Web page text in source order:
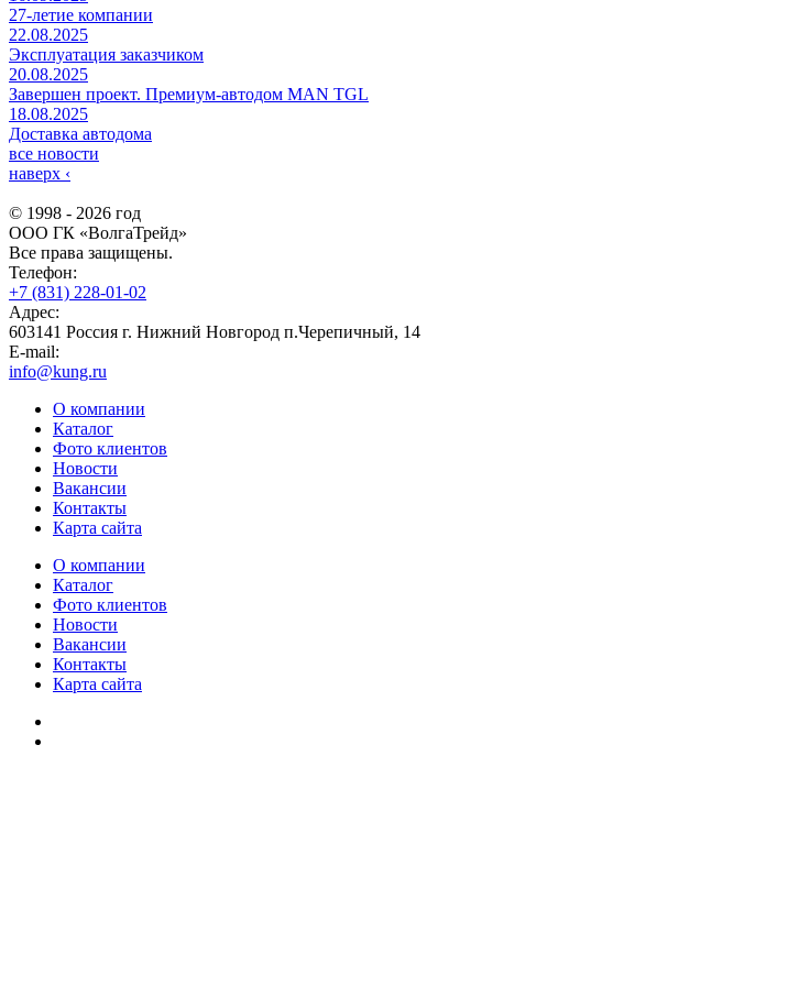
27-летие компании
22.08.2025
Эксплуатация заказчиком
20.08.2025
Завершен проект. Премиум-автодом MAN TGL
18.08.2025
Доставка автодома
все новости
наверх ‹
© 1998 - 2026 год
ООО ГК «ВолгаТрейд»
Все права защищены.
Телефон:
+7 (831) 228-01-02
Адрес:
603141 Россия г. Нижний Новгород п.Черепичный, 14
E-mail:
info@kung.ru
О компании
Каталог
Фото клиентов
Новости
Вакансии
Контакты
Карта сайта
О компании
Каталог
Фото клиентов
Новости
Вакансии
Контакты
Карта сайта